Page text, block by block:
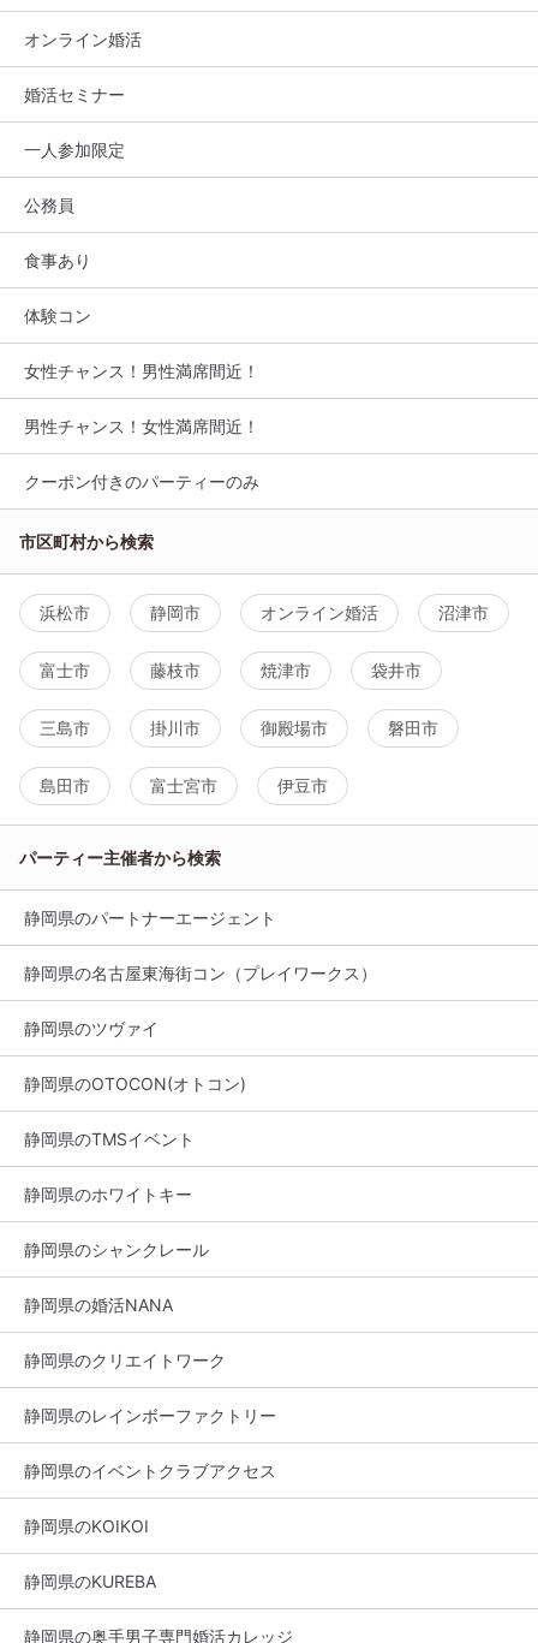
オンライン婚活
婚活セミナー
一人参加限定
公務員
食事あり
体験コン
女性チャンス！男性満席間近！
男性チャンス！女性満席間近！
クーポン付きのパーティーのみ
市区町村から検索
浜松市 静岡市 オンライン婚活 沼津市
富士市 藤枝市 焼津市 袋井市
三島市 掛川市 御殿場市 磐田市
島田市 富士宮市 伊豆市
パーティー主催者から検索
静岡県のパートナーエージェント
静岡県の名古屋東海街コン（プレイワークス）
静岡県のツヴァイ
静岡県のOTOCON(オトコン)
静岡県のTMSイベント
静岡県のホワイトキー
静岡県のシャンクレール
静岡県の婚活NANA
静岡県のクリエイトワーク
静岡県のレインボーファクトリー
静岡県のイベントクラブアクセス
静岡県のKOIKOI
静岡県のKUREBA
静岡県の奥手男子専門婚活カレッジ